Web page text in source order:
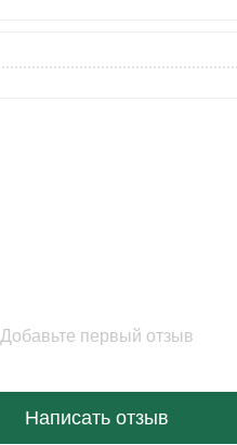
Добавьте первый отзыв
Написать отзыв